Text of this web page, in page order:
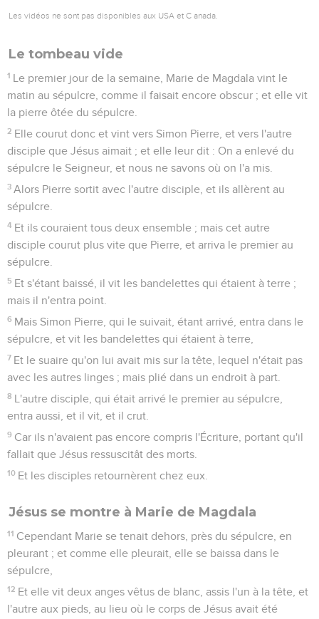
Les vidéos ne sont pas disponibles aux USA et C anada.
Le tombeau vide
1 Le premier jour de la semaine, Marie de Magdala vint le
matin au sépulcre, comme il faisait encore obscur ; et elle vit
la pierre ôtée du sépulcre.
2 Elle courut donc et vint vers Simon Pierre, et vers l'autre
disciple que Jésus aimait ; et elle leur dit : On a enlevé du
sépulcre le Seigneur, et nous ne savons où on l'a mis.
3 Alors Pierre sortit avec l'autre disciple, et ils allèrent au
sépulcre.
4 Et ils couraient tous deux ensemble ; mais cet autre
disciple courut plus vite que Pierre, et arriva le premier au
sépulcre.
5 Et s'étant baissé, il vit les bandelettes qui étaient à terre ;
mais il n'entra point.
6 Mais Simon Pierre, qui le suivait, étant arrivé, entra dans le
sépulcre, et vit les bandelettes qui étaient à terre,
7 Et le suaire qu'on lui avait mis sur la tête, lequel n'était pas
avec les autres linges ; mais plié dans un endroit à part.
8 L'autre disciple, qui était arrivé le premier au sépulcre,
entra aussi, et il vit, et il crut.
9 Car ils n'avaient pas encore compris l'Écriture, portant qu'il
fallait que Jésus ressuscitât des morts.
10 Et les disciples retournèrent chez eux.
Jésus se montre à Marie de Magdala
11 Cependant Marie se tenait dehors, près du sépulcre, en
pleurant ; et comme elle pleurait, elle se baissa dans le
sépulcre,
12 Et elle vit deux anges vêtus de blanc, assis l'un à la tête, et
l'autre aux pieds, au lieu où le corps de Jésus avait été